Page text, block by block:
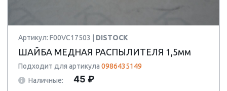
Артикул: F00VC17503 | DISTOCK
ШАЙБА МЕДНАЯ РАСПЫЛИТЕЛЯ 1,5мм
Подходит для артикула 0986435149
Наличные:
45 ₽